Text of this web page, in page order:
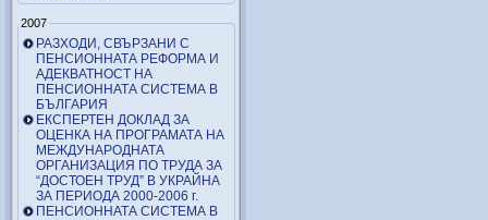
2007
РАЗХОДИ, СВЪРЗАНИ С
ПЕНСИОННАТА РЕФОРМА И
АДЕКВАТНОСТ НА
ПЕНСИОННАТА СИСТЕМА В
БЪЛГАРИЯ
ЕКСПЕРТЕН ДОКЛАД ЗА
ОЦЕНКА НА ПРОГРАМАТА НА
МЕЖДУНАРОДНАТА
ОРГАНИЗАЦИЯ ПО ТРУДА ЗА
“ДОСТОЕН ТРУД” В УКРАЙНА
ЗА ПЕРИОДА 2000-2006 г.
ПЕНСИОННАТА СИСТЕМА В